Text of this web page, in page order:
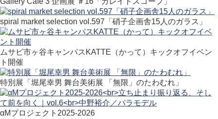
spiral market selection vol.597「硝子企画舎15人のガラス」
ムサビ市ヶ谷キャンパスKATTE（かって）キックオフイベン
ト開催
特別展「堀尾幸男 舞台美術展 「無限」のたわむれ」
αMプロジェクト2025-2026